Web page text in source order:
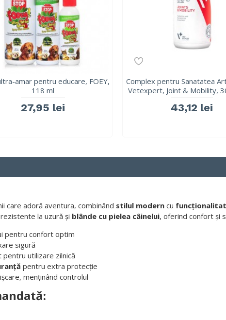
amar pentru educare, FOEY,
118 ml
27,95 lei
Complex pentru Sanatatea
Vetexpert, Joint & Mobility,
43,12 lei
care adoră aventura, combinând stilul modern cu
la uzură și blânde cu pielea câinelui, oferind confort și
pentru confort optim
sigură
utilizare zilnică
pentru extra protecție
menținând controlul